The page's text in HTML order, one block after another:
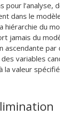
pour l’analyse,
dans le
hiérarchie du
jamais du
ascendante par
variables
la valeur